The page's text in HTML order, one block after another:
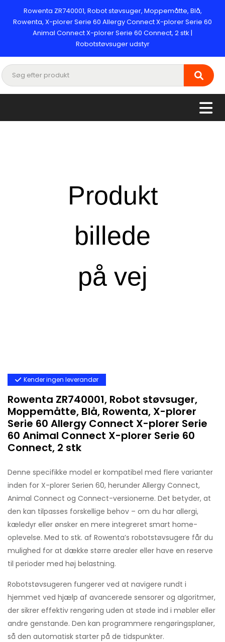
Rowenta ZR740001, Robot støvsuger, Moppemåtte, Blå,
Rowenta, X-plorer Serie 60 Allergy Connect X-plorer Serie 60
Animal Connect X-plorer Serie 60 Connect, 2 stk |
Robotstøvsuger udstyr
Kender ingen leverandør
Rowenta ZR740001, Robot støvsuger,
Moppemåtte, Blå, Rowenta, X-plorer
Serie 60 Allergy Connect X-plorer Serie
60 Animal Connect X-plorer Serie 60
Connect, 2 stk
Denne specifikke model er kompatibel med flere varianter
inden for X-plorer Serien 60, herunder Allergy Connect,
Animal Connect og Connect-versionerne. Det betyder, at
den kan tilpasses forskellige behov – om du har allergi,
kæledyr eller ønsker en mere integreret smart home-
oplevelse. Med to stk. af Rowenta’s robotstøvsugere får du
mulighed for at dække større arealer eller have en reserve
til perioder med høj belastning.
Robotstøvsugeren fungerer ved at navigere rundt i
hjemmet ved hjælp af avancerede sensorer og algoritmer,
der sikrer effektiv rengøring uden at støde ind i møbler eller
andre genstande. Den kan programmere rengøringsplaner,
så den automatisk starter på de tidspunkter.